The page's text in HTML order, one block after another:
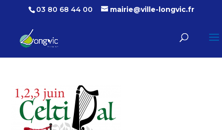
03 80 68 44 00 mairie@ville-longvic.fr